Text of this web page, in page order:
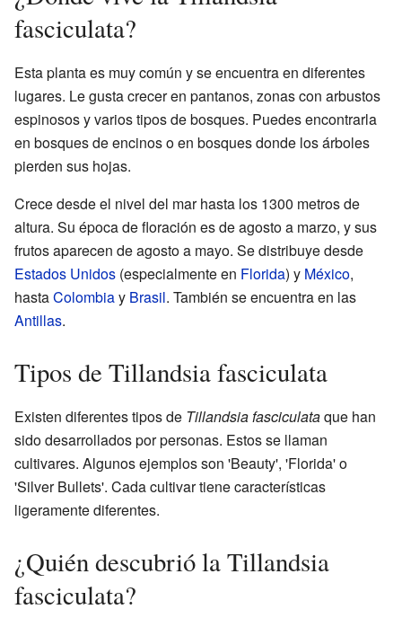
fasciculata?
Esta planta es muy común y se encuentra en diferentes
lugares. Le gusta crecer en pantanos, zonas con arbustos
espinosos y varios tipos de bosques. Puedes encontrarla
en bosques de encinos o en bosques donde los árboles
pierden sus hojas.
Crece desde el nivel del mar hasta los 1300 metros de
altura. Su época de floración es de agosto a marzo, y sus
frutos aparecen de agosto a mayo. Se distribuye desde
Estados Unidos (especialmente en Florida) y México,
hastaColombiay Brasil. También se encuentra en las
Antillas.
Tipos de Tillandsia fasciculata
Existen diferentes tipos de Tillandsia fasciculataque han
sido desarrollados por personas. Estos se llaman
cultivares. Algunos ejemplos son 'Beauty', 'Florida' o
'Silver Bullets'. Cada cultivar tiene características
ligeramente diferentes.
¿Quién descubrió la Tillandsia
fasciculata?